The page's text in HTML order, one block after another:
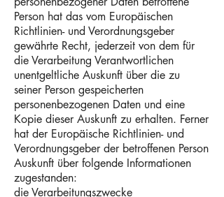
Person hat das vom Europäischen
Richtlinien- und Verordnungsgeber
gewährte Recht, jederzeit von dem für
die Verarbeitung Verantwortlichen
unentgeltliche Auskunft über die zu
seiner Person gespeicherten
personenbezogenen Daten und eine
Kopie dieser Auskunft zu erhalten. Ferner
hat der Europäische Richtlinien- und
Verordnungsgeber der betroffenen Person
Auskunft über folgende Informationen
zugestanden:
die Verarbeitungszwecke